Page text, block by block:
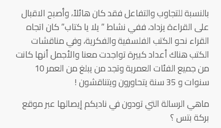
بالنسبة للتجاوب والتفاعل فقد كان هائلاً، وأصبح الاقبال
على القراءة يزداد، ففي نشاط ” يلا يا كتاب” كان اتجاه
القراء نحو الكتب الفلسفية والفكرية، وفي مناقشات
الكتب هناك أعداد كبيرة تواجدت معنا والأجمل أنها كانت
من جميع الفئات العمرية وتجد من يبلغ من العمر 10
سنوات و 35 سنة يتحاورون ويتناقشون !
ماهي الرسالة التي تودون في ناديكم إيصالها عبر موقع
بركة بتس ؟